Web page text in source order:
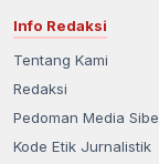
Info Redaksi
Tentang Kami
Redaksi
Pedoman Media
Kode Etik Jurnalistik